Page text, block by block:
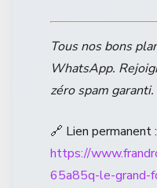
Tous nos bons
WhatsApp.
zéro spam garanti.
🔗 Lien permanent :
https://
65a85q-le-grand-